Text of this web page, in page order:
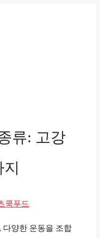
류: 고강
지
쿡푸드
다양한 운동을 조합